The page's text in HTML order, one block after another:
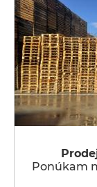
Ponúkam